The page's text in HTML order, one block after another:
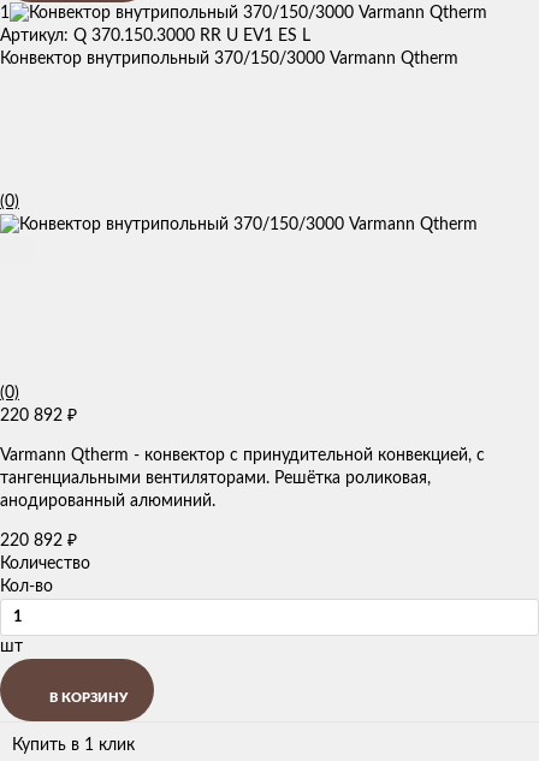
1
Артикул: Q 370.150.3000 RR U EV1 ES L
Конвектор внутрипольный 370/150/3000 Varmann Qtherm
(0)
(0)
220 892 ₽
Varmann Qtherm - конвектор с принудительной конвекцией, с
тангенциальными вентиляторами. Решётка роликовая,
анодированный алюминий.
220 892 ₽
Количество
Кол-во
шт
В КОРЗИНУ
Купить в 1 клик